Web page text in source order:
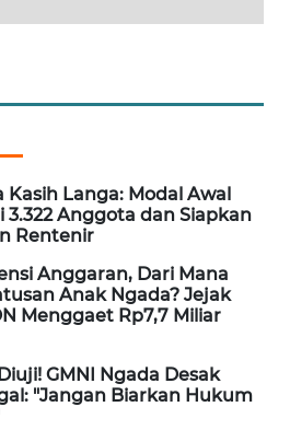
Kasih Langa: Modal Awal
3.322 Anggota dan Siapkan
Rentenir
Anggaran, Dari Mana
Anak Ngada? Jejak
Menggaet Rp7,7 Miliar
GMNI Ngada Desak
"Jangan Biarkan Hukum